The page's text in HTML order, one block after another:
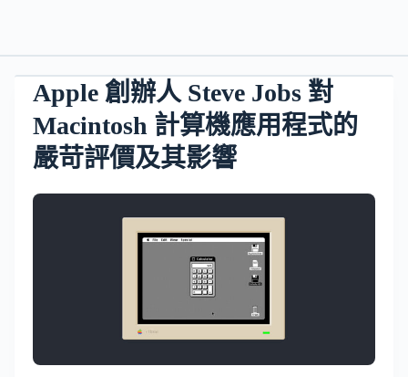
Apple 創辦人 Steve Jobs 對
Macintosh 計算機應用程式的
嚴苛評價及其影響